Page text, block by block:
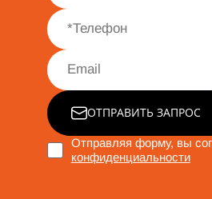
ОТПРАВИТЬ ЗАПРОС
Отправляя форму, вы
конфиденциальности